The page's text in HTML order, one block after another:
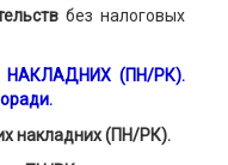
без налоговых
НАКЛАДНИХ (ПН/РК).
накладних (ПН/РК).